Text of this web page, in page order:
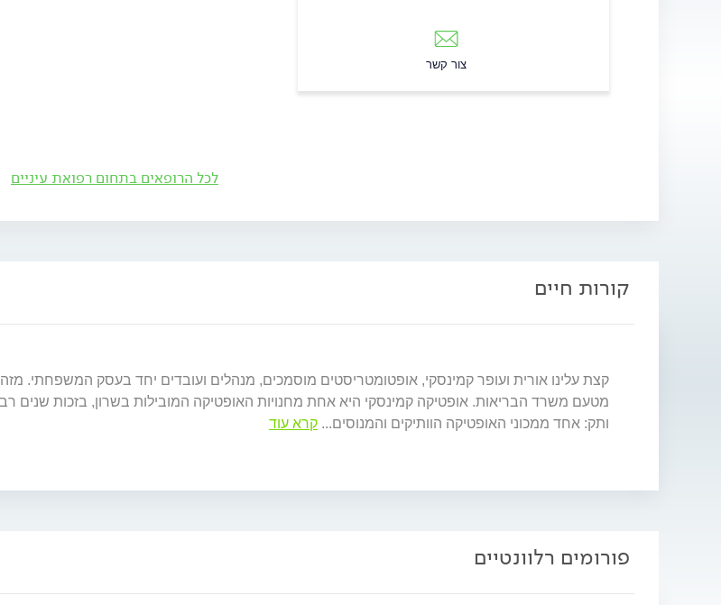
צור קשר
לכל הרופאים בתחום רפואת עיניים
קורות חיים
קצת עלינו אורית ועופר קמינסקי, אופטומטריסטים מוסמכים, מנהלים ועובדים יחד בעסק המשפחתי.
מטעם משרד הבריאות. אופטיקה קמינסקי היא אחת מחנויות האופטיקה המובילות בשרון, בזכות שנים
ותק: אחד ממכוני האופטיקה הוותיקים והמנוסים... קרא עוד
פורומים רלוונטיים